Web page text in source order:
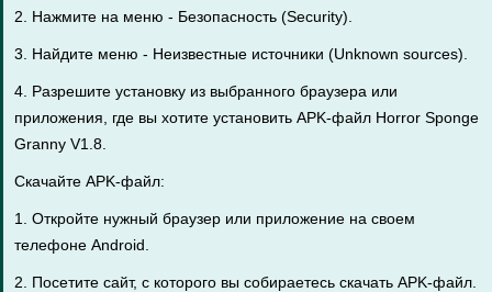
2. Нажмите на меню - Безопасность (Security).
3. Найдите меню - Неизвестные источники (Unknown sources).
4. Разрешите установку из выбранного браузера или
приложения, где вы хотите установить APK-файл Horror Sponge
Granny V1.8.
Скачайте APK-файл:
1. Откройте нужный браузер или приложение на своем
телефоне Android.
2. Посетите сайт, с которого вы собираетесь скачать APK-файл.